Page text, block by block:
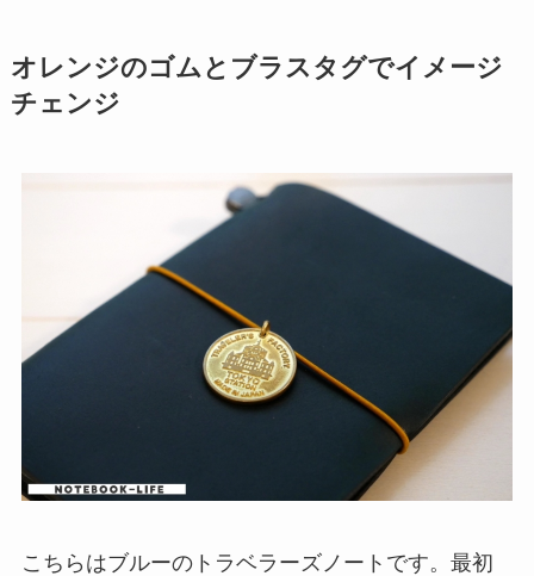
オレンジのゴムとブラスタグでイメージ
チェンジ
こちらはブルーのトラベラーズノートです。最初